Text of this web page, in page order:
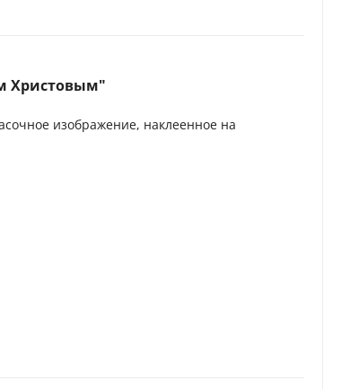
Христовым"
изображение, наклеенное на